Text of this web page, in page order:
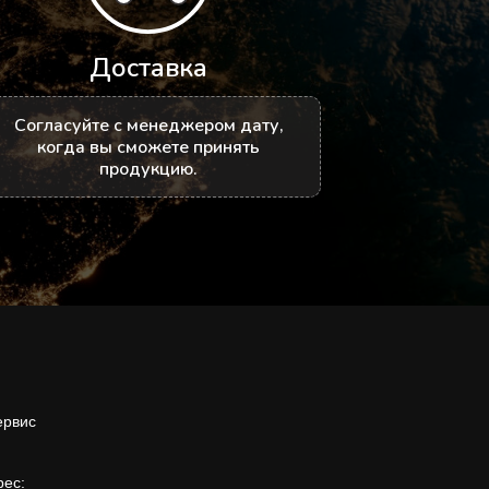
Доставка
Согласуйте с менеджером дату,
когда вы сможете принять
продукцию.